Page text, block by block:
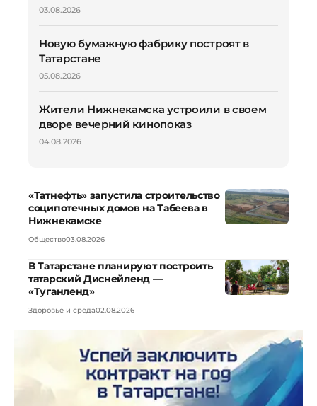
03.08.2026
Новую бумажную фабрику построят в
Татарстане
05.08.2026
Жители Нижнекамска устроили в своем
дворе вечерний кинопоказ
04.08.2026
«Татнефть» запустила строительство
соципотечных домов на Табеева в
Нижнекамске
Общество03.08.2026
В Татарстане планируют построить
татарский Диснейленд —
«Туганленд»
Здоровье и среда02.08.2026